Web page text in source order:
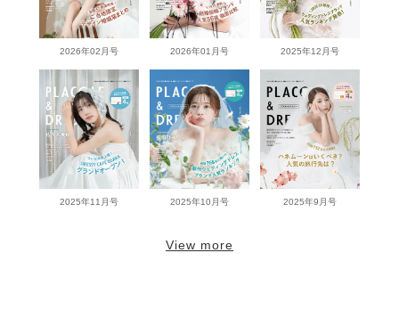
2026年02月号 2026年01月号 2025年12月号
2025年11月号 2025年10月号 2025年9月号
View more